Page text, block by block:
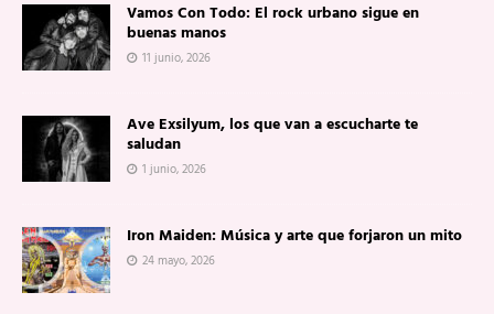
Vamos Con Todo: El rock urbano sigue en
buenas manos
11 junio, 2026
Ave Exsilyum, los que van a escucharte te
saludan
1 junio, 2026
Iron Maiden: Música y arte que forjaron un mito
24 mayo, 2026